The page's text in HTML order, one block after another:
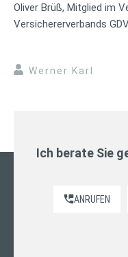
Oliver Brüß, Mitglied im
Versichererverbands
Werner Karl
Ich berate Sie
ANRUFEN